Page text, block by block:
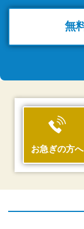
無
お急ぎの方へ